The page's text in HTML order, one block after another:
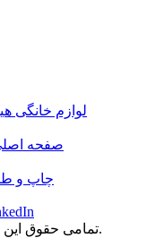
لوازم خانگی
صفحه
چاپ و
تمامی حقوق این وبسایت متعلق به ایده دات کام می باشد.